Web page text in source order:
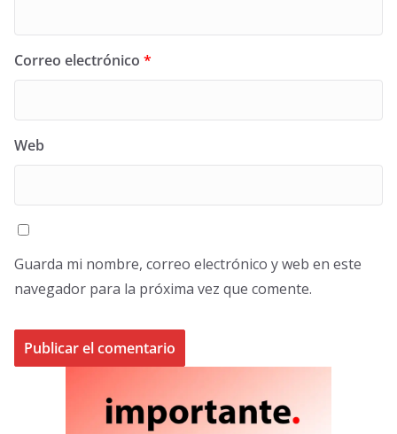
Correo electrónico *
Web
Guarda mi nombre, correo electrónico y web en este
navegador para la próxima vez que comente.